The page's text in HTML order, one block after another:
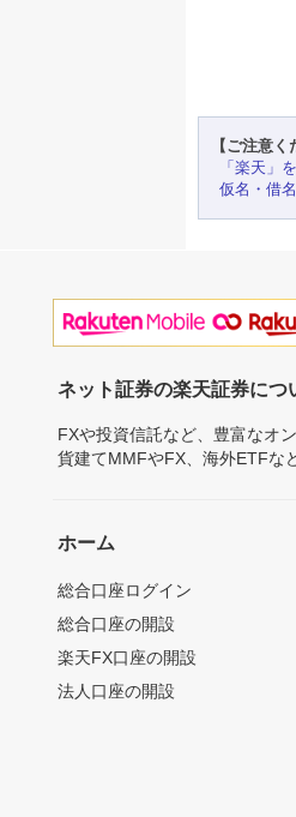
【ご注意く
「楽天」
仮名・借
ネット証券の楽天証券につ
FXや投資信託など、豊富なオ
貨建てMMFやFX、海外ETFな
ホーム
総合口座ログイン
総合口座の開設
楽天FX口座の開設
法人口座の開設